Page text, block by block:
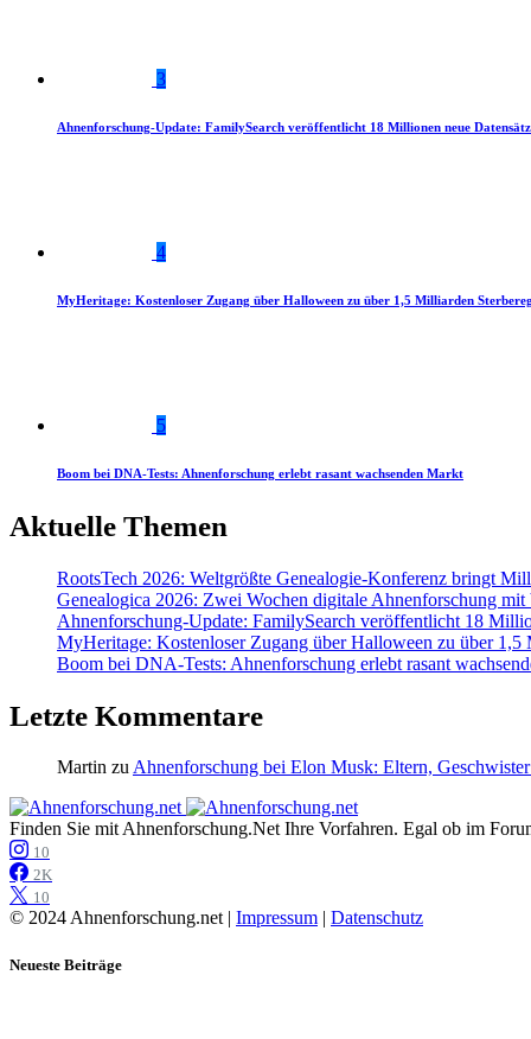
3
Ahnenforschung-Update: FamilySearch veröffentlicht 18 Millionen neue
4
MyHeritage: Kostenloser Zugang über Halloween zu über 1,5 Milliarden
5
Boom bei DNA-Tests: Ahnenforschung erlebt rasant wachsenden Markt
Aktuelle Themen
RootsTech 2026: Weltgrößte Genealogie-Konferenz bringt
Genealogica 2026: Zwei Wochen digitale Ahnenforschung mit
Ahnenforschung-Update: FamilySearch veröffentlicht 18
MyHeritage: Kostenloser Zugang über Halloween zu über 1,5
Boom bei DNA-Tests: Ahnenforschung erlebt rasant
Letzte Kommentare
Martin zu Ahnenforschung bei Elon Musk: Eltern,
Finden Sie mit Ahnenforschung.Net Ihre Vorfahren. Egal ob im
10
2K
10
© 2024 Ahnenforschung.net | Impressum | Datenschutz
Neueste Beiträge